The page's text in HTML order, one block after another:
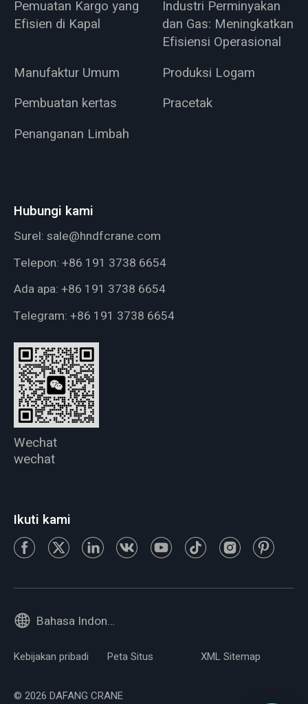
Pemuatan Kargo yang
Efisien di Kapal
Industri Perminyakan
dan Gas: Meningkatkan
Efisiensi Operasional
Manufaktur Umum
Produksi Logam
Pembuatan kertas
Pracetak
Penanganan Limbah
Hubungi kami
Surel: sale@hndfcrane.com
Telepon: +86 191 3738 6654
Ada apa: +86 191 3738 6654
Telegram: +86 191 3738 6654
Wechat
wechat
Ikuti kami
Bahasa Indonesia
Kebijakan pribadi Peta Situs XML Sitemap
© 2026 DAFANG CRANE